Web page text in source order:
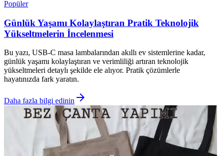
Popüler
Günlük Yaşamı Kolaylaştıran Pratik Teknolojik
Yükseltmelerin İncelenmesi
Bu yazı, USB-C masa lambalarından akıllı ev sistemlerine kadar,
günlük yaşamı kolaylaştıran ve verimliliği artıran teknolojik
yükseltmeleri detaylı şekilde ele alıyor. Pratik çözümlerle
hayatınızda fark yaratın.
Daha fazla bilgi edinin